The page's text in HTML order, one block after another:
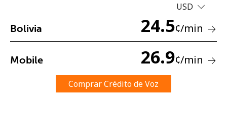
No se ha creado una contraseña
Mínimo 8 caracteres
Un caracter especial
USD
Bolivia 24.5¢/min
Mobile 26.9¢/min
Comprar Crédito de Voz